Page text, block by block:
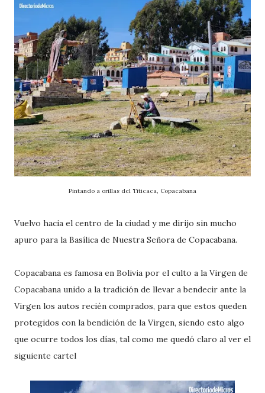
Pintando a orillas del Titicaca, Copacabana
Vuelvo hacia el centro de la ciudad y me dirijo sin mucho
apuro para la Basílica de Nuestra Señora de Copacabana.
Copacabana es famosa en Bolivia por el culto a la Virgen de
Copacabana unido a la tradición de llevar a bendecir ante la
Virgen los autos recién comprados, para que estos queden
protegidos con la bendición de la Virgen, siendo esto algo
que ocurre todos los días, tal como me quedó claro al ver el
siguiente cartel